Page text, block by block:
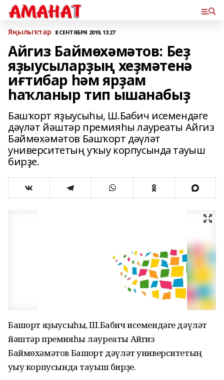
Яңылыҡтар 8 СЕНТЯБРЯ 2019, 13:27
Айгиз Баймөхәмәтов: Беҙ
яҙыусыларҙың хеҙмәтенә
иғтибар һәм ярҙам
һаҡланыр тип ышанабыҙ
Башҡорт яҙыусыһы, Ш.Бабич исемендәге
дәүләт йәштәр премияһы лауреаты Айгиз
Баймөхәмәтов Башҡорт дәүләт
университетың уҡыу корпусында тауыш
бирҙе.
Башҡорт яҙыусыһы, Ш.Бабич исемендәге дәүләт
йәштәр премияһы лауреаты Айгиз
Баймөхәмәтов Башҡорт дәүләт университетың
уҡыу корпусында тауыш бирҙе.